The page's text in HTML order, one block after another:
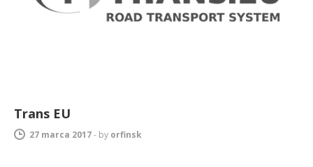
Trans EU
27 marca 2017- by orfinsk